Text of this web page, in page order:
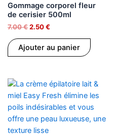
Gommage corporel fleur
de cerisier 500ml
7.00€2.50€
Ajouter au panier